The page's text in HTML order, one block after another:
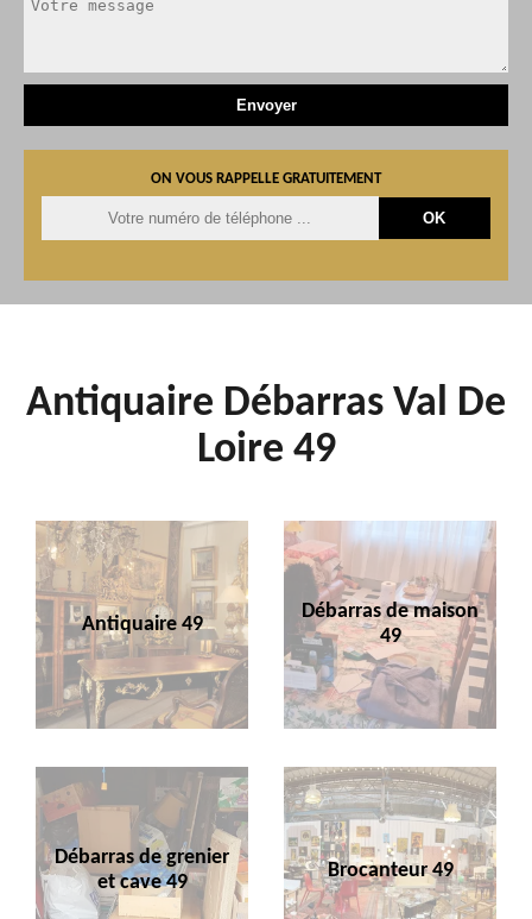
ON VOUS RAPPELLE GRATUITEMENT
Antiquaire Débarras Val De
Loire 49
Antiquaire 49
Débarras de maison
49
Débarras de grenier
et cave 49
Brocanteur 49